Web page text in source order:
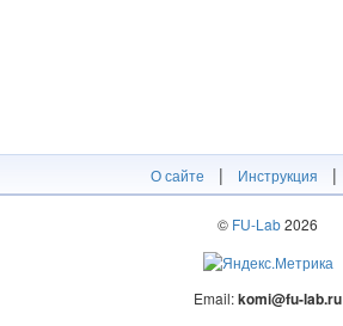
О сайте | Инструкция |
© FU-Lab2026
Email:komi@fu-lab.ru